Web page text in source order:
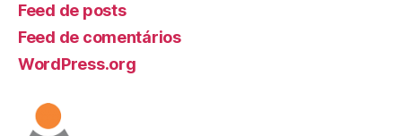
Feed de posts
Feed de comentários
WordPress.org